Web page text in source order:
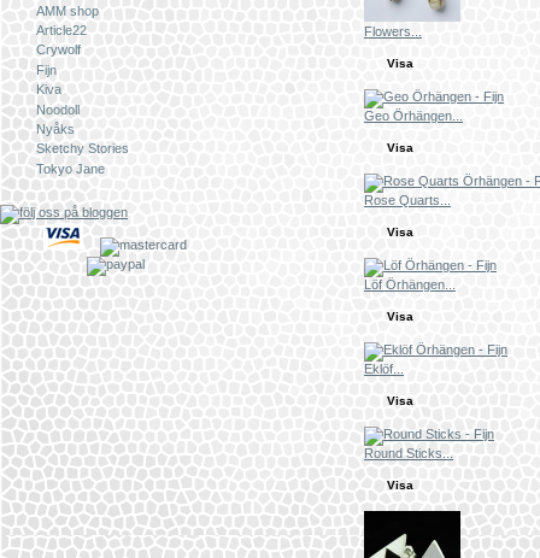
AMM shop
Article22
Crywolf
Fijn
Kiva
Noodoll
Nyåks
Sketchy Stories
Tokyo Jane
Flowers...
Visa
Geo Örhängen...
Visa
Rose Quarts...
Visa
Löf Örhängen...
Visa
Eklöf...
Visa
Round Sticks...
Visa